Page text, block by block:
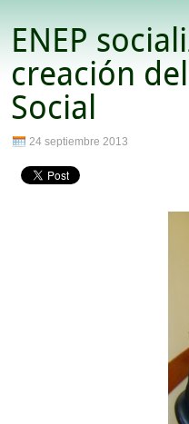
ENEP
creación
Social
24 septiembre 2013